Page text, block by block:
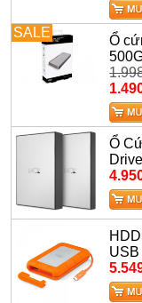
SALE
Ổ
Ổ